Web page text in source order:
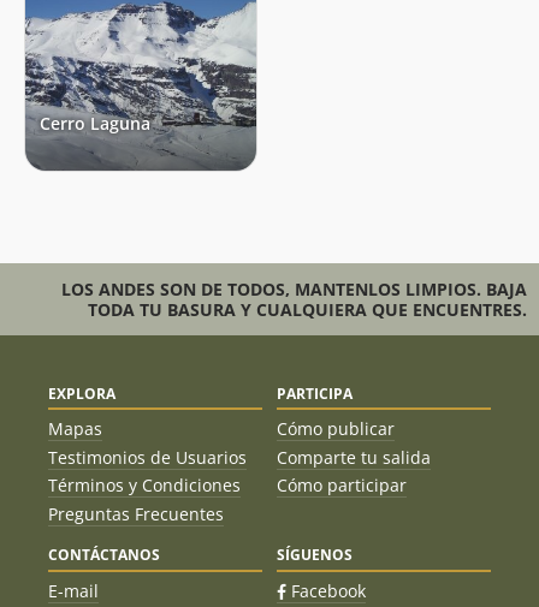
Cerro Laguna
LOS ANDES SON DE TODOS, MANTENLOS LIMPIOS. BAJA
TODA TU BASURA Y CUALQUIERA QUE ENCUENTRES.
EXPLORA
Mapas
Testimonios de Usuarios
Términos y Condiciones
Preguntas Frecuentes
PARTICIPA
Cómo publicar
Comparte tu salida
Cómo participar
CONTÁCTANOS
E-mail
SÍGUENOS
Facebook